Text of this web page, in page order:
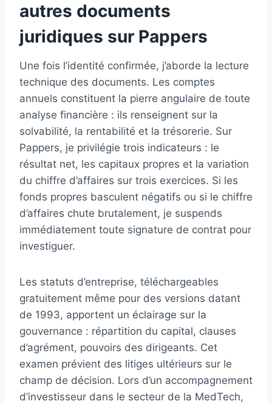
autres documents
juridiques sur Pappers
Une fois l’identité confirmée, j’aborde la lecture
technique des documents. Les comptes
annuels constituent la pierre angulaire de toute
analyse financière : ils renseignent sur la
solvabilité, la rentabilité et la trésorerie. Sur
Pappers, je privilégie trois indicateurs : le
résultat net, les capitaux propres et la variation
du chiffre d’affaires sur trois exercices. Si les
fonds propres basculent négatifs ou si le chiffre
d’affaires chute brutalement, je suspends
immédiatement toute signature de contrat pour
investiguer.
Les statuts d’entreprise, téléchargeables
gratuitement même pour des versions datant
de 1993, apportent un éclairage sur la
gouvernance : répartition du capital, clauses
d’agrément, pouvoirs des dirigeants. Cet
examen prévient des litiges ultérieurs sur le
champ de décision. Lors d’un accompagnement
d’investisseur dans le secteur de la MedTech,